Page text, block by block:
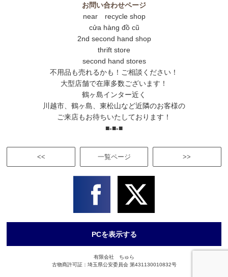
お問い合わせページ
near recycle shop
cửa hàng đồ cũ
2nd second hand shop
thrift store
second hand stores
不用品も売れるかも！ご相談ください！
大型店舗で在庫多数ございます！
鶴ヶ島インター近く
川越市、鶴ヶ島、東松山など近隣のお客様の
ご来店もお待ちいたしております！
■-■-■
<< >>
一覧ページ
PCを表示する
有限会社 ちゅら
古物商許可証：埼玉県公安委員会 第431130010832号